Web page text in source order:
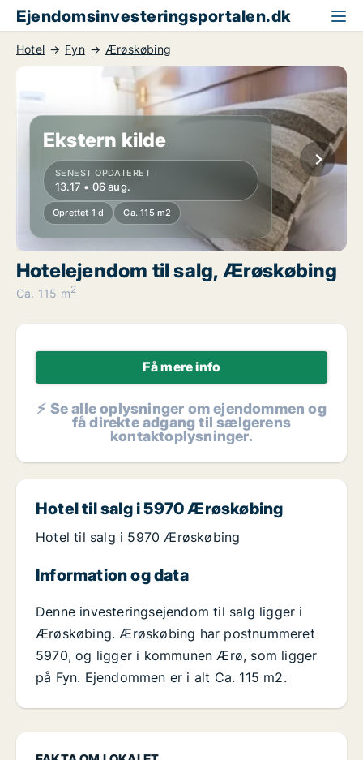
Ejendomsinvesteringsportalen.dk
Hotel Fyn Ærøskøbing
Ekstern kilde
SENEST OPDATERET
13.17 • 06 aug.
Oprettet 1 d Ca. 115 m2
Hotelejendom til salg, Ærøskøbing
Ca. 115 m2
Få mere info
⚡ Se alle oplysninger om ejendommen og
få direkte adgang til sælgerens
kontaktoplysninger.
Hotel til salg i 5970 Ærøskøbing
Hotel til salg i 5970 Ærøskøbing
Information og data
Denne investeringsejendom til salg ligger i
Ærøskøbing. Ærøskøbing har postnummeret
5970, og ligger i kommunen Ærø, som ligger
på Fyn. Ejendommen er i alt Ca. 115 m2.